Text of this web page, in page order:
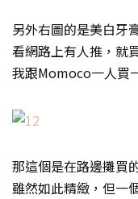
另外右圖的是美白牙
看網路上有人推，就
我跟Momoco一人買
那這個是在路邊攤買
雖然如此精緻，但一